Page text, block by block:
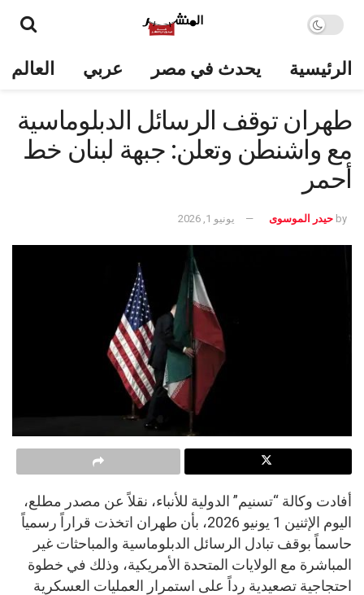
الرئيسية يحدث في مصر عربي العالم
طهران توقف الرسائل الدبلوماسية
مع واشنطن وتعلن: جبهة لبنان خط
أحمر
by حيدر الموسوى يونيو 1, 2026
أفادت وكالة “تسنيم” الدولية للأنباء، نقلاً عن مصدر مطلع،
اليوم الإثنين 1 يونيو 2026، بأن طهران اتخذت قراراً رسمياً
حاسماً بوقف تبادل الرسائل الدبلوماسية والمباحثات غير
المباشرة مع الولايات المتحدة الأمريكية، وذلك في خطوة
احتجاجية تصعيدية رداً على استمرار العمليات العسكرية